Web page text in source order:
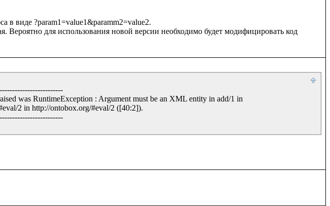
в виде ?param1=value1&paramm2=value2.
Вероятно для использования новой версии необходимо будет модифицировать код
was RuntimeException : Argument must be an XML entity in add/1 in
2 in http://ontobox.org/#eval/2 ([40:2]).